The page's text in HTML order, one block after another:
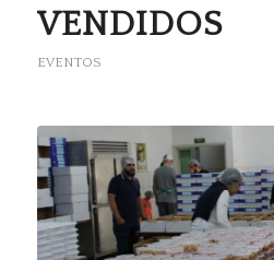
VENDIDOS
EVENTOS